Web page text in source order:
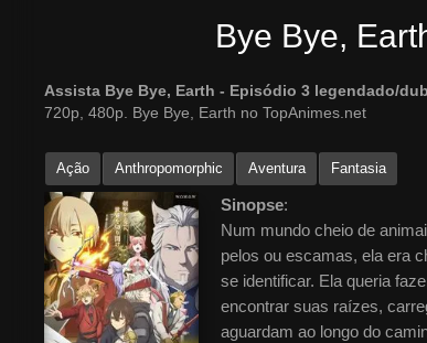
Bye Bye,
Assista Bye Bye, Earth - Episódio 3 legendado/
720p, 480p. Bye Bye, Earth no TopAnimes.net
Ação Anthropomorphic Aventura Fantasia
Sinopse:
Num mundo cheio de
pelos ou escamas, ela era
se identificar. Ela queria
encontrar suas raízes,
aguardam ao longo do